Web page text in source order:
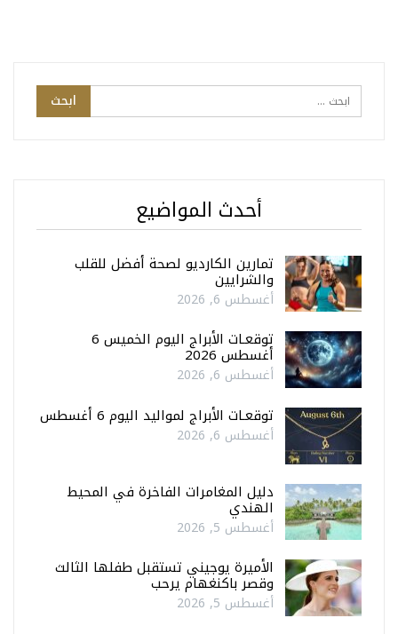
أحدث المواضيع
تمارين الكارديو لصحة أفضل للقلب
والشرايين
أغسطس 6, 2026
توقعـات الأبراج اليوم الخميس 6
أغسطس 2026
أغسطس 6, 2026
توقعـات الأبراج لمواليد اليوم 6 أغسطس
أغسطس 6, 2026
دليل المغامرات الفاخرة في المحيط
الهندي
أغسطس 5, 2026
الأميرة يوجيني تستقبل طفلها الثالث
وقصر باكنغهام يرحب
أغسطس 5, 2026